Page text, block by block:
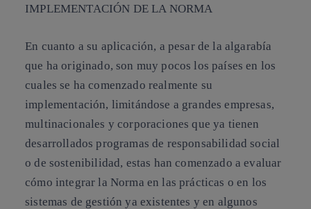
IMPLEMENTACIÓN DE LA NORMA
En cuanto a su aplicación, a pesar de la algarabía
que ha originado, son muy pocos los países en los
cuales se ha comenzado realmente su
implementación, limitándose a grandes empresas,
multinacionales y corporacionesque ya tienen
desarrollados programas de responsabilidad social
o de sostenibilidad, estas han comenzado aevaluar
cómo integrar la Norma en las prácticas o en los
sistemas de gestión ya existentes y en algunos